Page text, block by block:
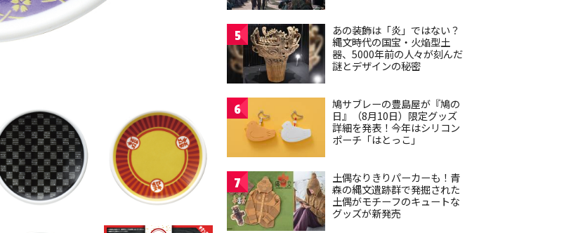
5
あの装飾は「炎」ではない？
縄文時代の国宝・火焔型土
器、5000年前の人々が刻んだ
謎とデザインの秘密
6
鳩サブレーの豊島屋が『鳩の
日』（8月10日）限定グッズ
詳細を発表！今年はシリコン
ポーチ「はとっこ」
7
土偶なりきりパーカーも！青
森の縄文遺跡群で発掘された
土偶がモチーフのキュートな
グッズが新発売